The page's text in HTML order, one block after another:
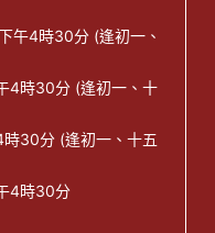
午4時30分 (逢初一、
4時30分 (逢初一、十
30分 (逢初一、十五
4時30分